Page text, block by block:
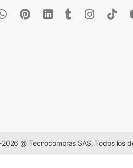
@ Tecnocompras SAS. Todos los